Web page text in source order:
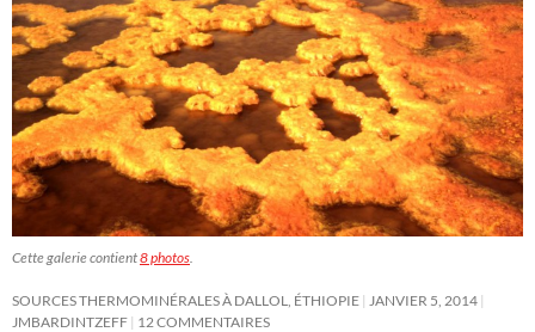
Cette galerie contient8 photos
SOURCES THERMOMINÉRALES À DALLOL, ÉTHIOPIE
JANVIER 5, 2014
JMBARDINTZEFF 12 COMMENTAIRES